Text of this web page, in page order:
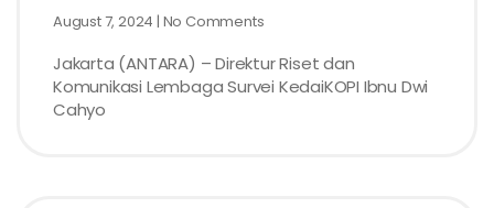
August 7, 2024 No Comments
Jakarta (ANTARA) – Direktur Riset dan
Komunikasi Lembaga Survei KedaiKOPI Ibnu Dwi
Cahyo